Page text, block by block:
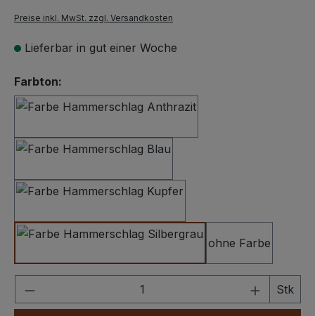
Preise inkl. MwSt. zzgl. Versandkosten
Lieferbar in gut einer Woche
Farbton:
Hammerschlag Silbergrau
ohne Farbe
Produkt Anzahl: Gib den Stk